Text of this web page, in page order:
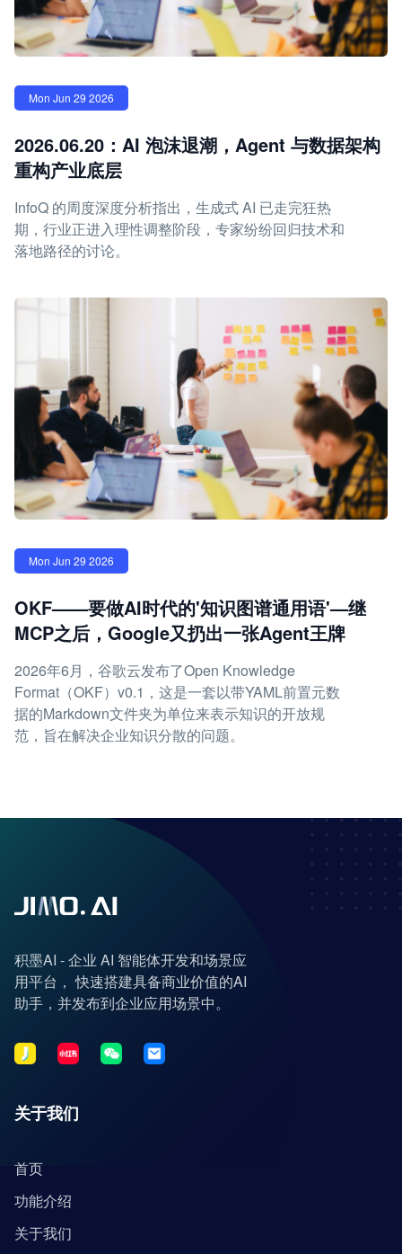
Mon Jun 29 2026
2026.06.20：AI 泡沫退潮，Agent 与数据架构
重构产业底层
InfoQ 的周度深度分析指出，生成式 AI 已走完狂热
期，行业正进入理性调整阶段，专家纷纷回归技术和
落地路径的讨论。
Mon Jun 29 2026
OKF——要做AI时代的'知识图谱通用语'—继
MCP之后，Google又扔出一张Agent王牌
2026年6月，谷歌云发布了Open Knowledge
Format（OKF）v0.1，这是一套以带YAML前置元数
据的Markdown文件夹为单位来表示知识的开放规
范，旨在解决企业知识分散的问题。
积墨AI - 企业 AI 智能体开发和场景应
用平台， 快速搭建具备商业价值的AI
助手，并发布到企业应用场景中。
关于我们
首页
功能介绍
关于我们